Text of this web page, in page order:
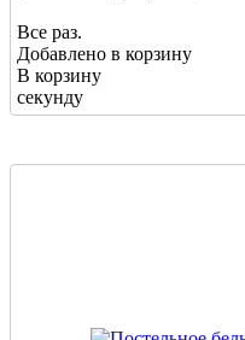
Все раз.
Добавлено в корзину
В корзину
секунду